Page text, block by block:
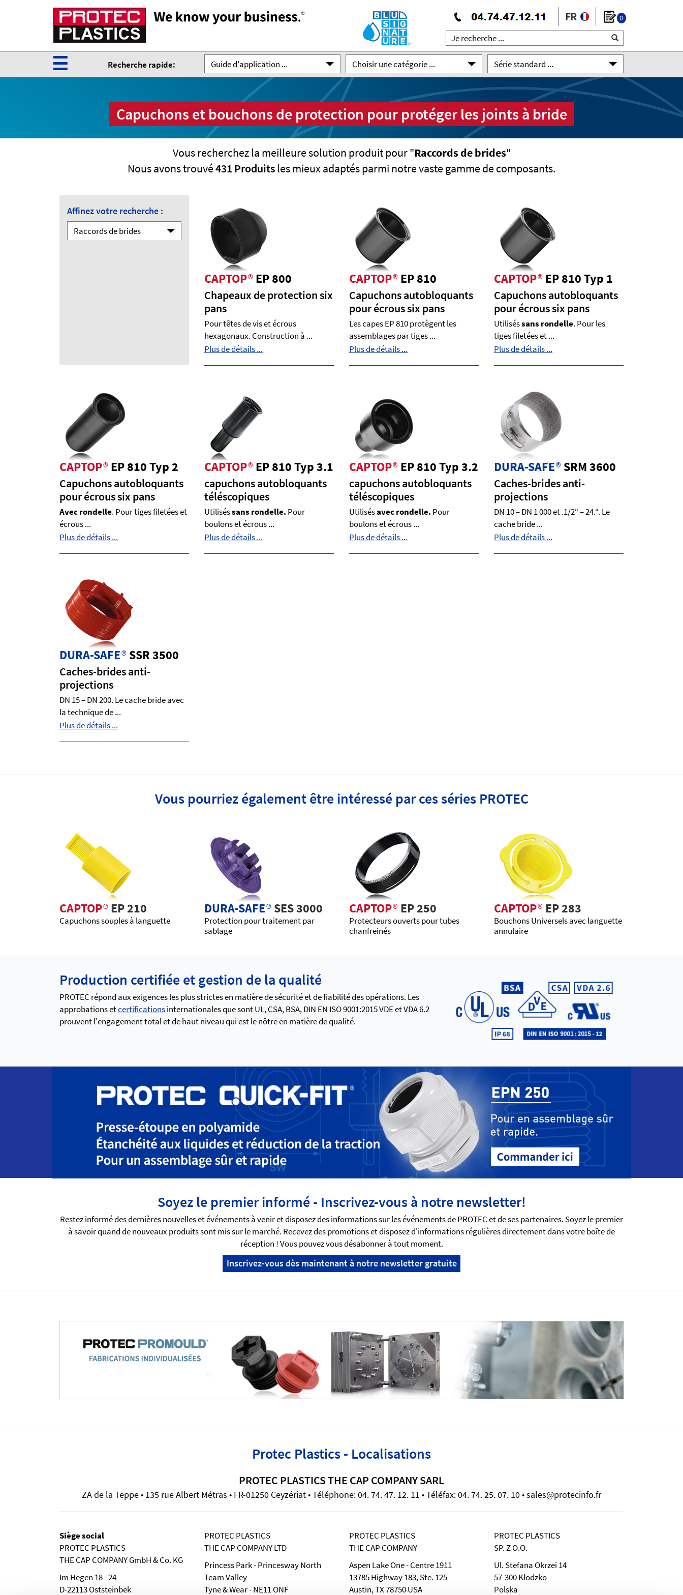
0
☰ Recherche rapide: Guide d'application ... Choisir une catégorie ... Série standard ...
Capuchons et bouchons de protection pour protéger les joints à bride
Vous recherchez la meilleure solution produit pour "Raccords de brides"
Nous avons trouvé431 Produitsles mieux adaptés parmi notre vaste gamme de composants.
Affinez votre recherche :
Raccords de brides
CAPTOP®EP 800
Chapeaux de protection six
pans
Pour têtes de vis et écrous
hexagonaux. Construction à ...
Plus de détails ...
CAPTOP®EP 810
Capuchons autobloquants
pour écrous six pans
Les capes EP 810 protègent les
assemblages par tiges ...
Plus de détails ...
CAPTOP®EP 810 Typ 1
Capuchons autobloquants
pour écrous six pans
Utiliséssans rondelle. Pour les
tiges filetées et ...
Plus de détails ...
CAPTOP®EP 810 Typ 2
Capuchons autobloquants
pour écrous six pans
Avec rondelle. Pour tiges filetées et
écrous ...
Plus de détails ...
CAPTOP®EP 810 Typ 3.1
capuchons autobloquants
téléscopiques
Utiliséssans rondelle. Pour
boulons et écrous ...
Plus de détails ...
CAPTOP®EP 810 Typ 3.2
capuchons autobloquants
téléscopiques
Utilisésavec rondelle. Pour
boulons et écrous ...
Plus de détails ...
DURA-SAFE®SRM 3600
Caches-brides anti-
projections
DN 10 – DN 1 000 et .1/2“ – 24.“. Le
cache bride ...
Plus de détails ...
DURA-SAFE®SSR 3500
Caches-brides anti-
projections
DN 15 – DN 200. Le cache bride avec
la technique de ...
Plus de détails ...
Vous pourriez également être intéressé par ces séries PROTEC
CAPTOP®EP 210
Capuchons souples à languette
DURA-SAFE®SES 3000
Protection pour traitement par
sablage
CAPTOP®EP 250
Protecteurs ouverts pour tubes
chanfreinés
CAPTOP®EP 283
Bouchons Universels avec languette
annulaire
Production certifiée et gestion de la qualité
PROTEC répond aux exigences les plus strictes en matière de sécurité et de fiabilité des opérations. Les
approbations etcertificationsinternationales que sont UL, CSA, BSA, DIN EN ISO 9001:2015 VDE et VDA 6.2
prouvent l'engagement total et de haut niveau qui est le nôtre en matière de qualité.
Soyez le premier informé - Inscrivez-vous à notre newsletter!
Restez informé des dernières nouvelles et événements à venir et disposez des informations sur les événements de PROTEC et de ses partenaires. Soyez le premier
à savoir quand de nouveaux produits sont mis sur le marché. Recevez des promotions et disposez d'informations régulières directement dans votre boîte de
réception ! Vous pouvez vous désabonner à tout moment.
Inscrivez-vous dès maintenant à notre newsletter gratuite
Protec Plastics - Localisations
PROTEC PLASTICS THE CAP COMPANY SARL
ZA de la Teppe • 135 rue Albert Métras • FR-01250 Ceyzériat • Téléphone: 04. 74. 47. 12. 11 • Téléfax: 04. 74. 25. 07. 10 • sales@protecinfo.fr
Siège social
PROTEC PLASTICS
THE CAP COMPANY GmbH & Co. KG
Im Hegen 18 - 24
D-22113 Oststeinbek
PROTEC PLASTICS
THE CAP COMPANY LTD
Princess Park - Princesway North
Team Valley
Tyne & Wear - NE11 ONF
PROTEC PLASTICS
THE CAP COMPANY
Aspen Lake One - Centre 1911
13785 Highway 183, Ste. 125
Austin, TX 78750 USA
PROTEC PLASTICS
SP. Z O.O.
Ul. Stefana Okrzei 14
57-300 Kłodzko
Polska